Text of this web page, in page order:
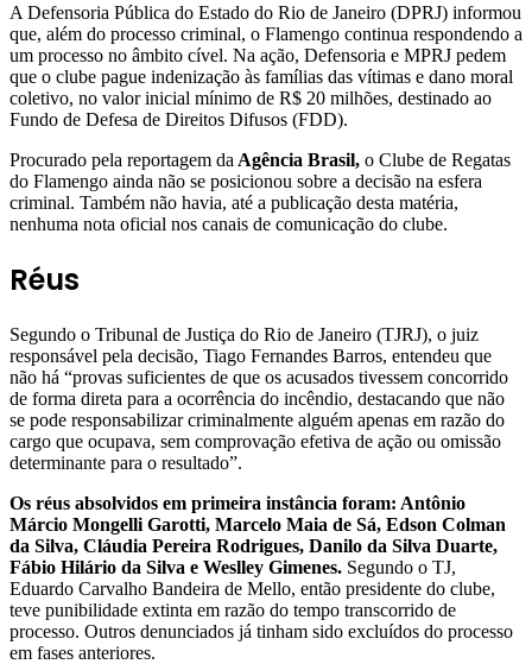
A Defensoria Pública do Estado do Rio de Janeiro (DPRJ) informou
que, além do processo criminal, o Flamengo continua respondendo a
um processo no âmbito cível. Na ação, Defensoria e MPRJ pedem
que o clube pague indenização às famílias das vítimas e dano moral
coletivo, no valor inicial mínimo de R$ 20 milhões, destinado ao
Fundo de Defesa de Direitos Difusos (FDD).
Procurado pela reportagem da Agência Brasil, o Clube de Regatas
do Flamengo ainda não se posicionou sobre a decisão na esfera
criminal. Também não havia, até a publicação desta matéria,
nenhuma nota oficial nos canais de comunicação do clube.
Réus
Segundo o Tribunal de Justiça do Rio de Janeiro (TJRJ), o juiz
responsável pela decisão, Tiago Fernandes Barros, entendeu que
não há “provas suficientes de que os acusados tivessem concorrido
de forma direta para a ocorrência do incêndio, destacando que não
se pode responsabilizar criminalmente alguém apenas em razão do
cargo que ocupava, sem comprovação efetiva de ação ou omissão
determinante para o resultado”.
Os réus absolvidos em primeira instância foram: Antônio
Márcio Mongelli Garotti, Marcelo Maia de Sá, Edson Colman
da Silva, Cláudia Pereira Rodrigues, Danilo da Silva Duarte,
Fábio Hilário da Silva e Weslley Gimenes. Segundo o TJ,
Eduardo Carvalho Bandeira de Mello, então presidente do clube,
teve punibilidade extinta em razão do tempo transcorrido de
processo. Outros denunciados já tinham sido excluídos do processo
em fases anteriores.